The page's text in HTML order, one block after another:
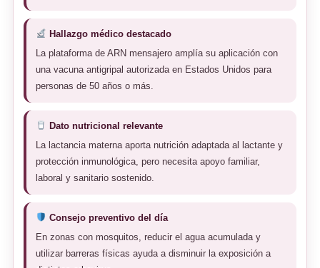
Hallazgo médico destacado
La plataforma de ARN mensajero amplía su aplicación con
una vacuna antigripal autorizada en Estados Unidos para
personas de 50 años o más.
Dato nutricional relevante
La lactancia materna aporta nutrición adaptada al lactante y
protección inmunológica, pero necesita apoyo familiar,
laboral y sanitario sostenido.
Consejo preventivo del día
En zonas con mosquitos, reducir el agua acumulada y
utilizar barreras físicas ayuda a disminuir la exposición a